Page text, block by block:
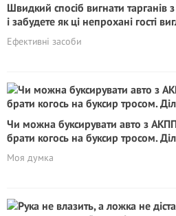
Швидкий спосіб вигнати тарганів
і забудете як ці непрохані гості
Ефективні засоби
Чи можна буксирувати авто з
брати когось на буксир тросом.
Моя думка